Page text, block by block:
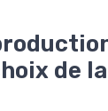
de